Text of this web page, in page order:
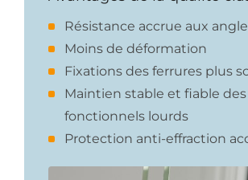
Résistance accrue aux
Moins de déformation
Fixations des ferrures plus
Maintien stable et fiable
fonctionnels lourds
Protection anti-effraction